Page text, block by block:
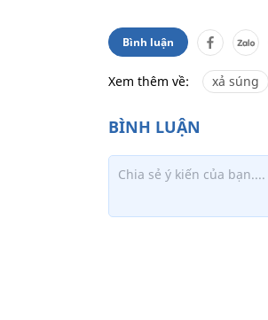
Bình luận
Xem thêm về: xả súng